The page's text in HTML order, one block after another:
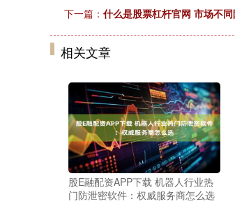
下一篇： 什么是股票杠杆官网 市场不
相关文章
股E融配资APP下载 机器人行业热
门防泄密软件：权威服务商怎么选